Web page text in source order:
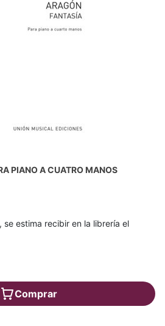
PIANO A CUATRO MANOS
se estima recibir en la librería el
Comprar